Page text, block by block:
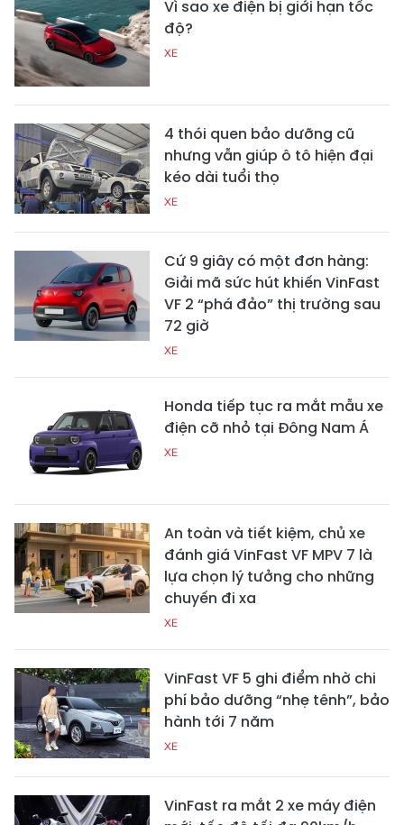
Vì sao xe điện bị giới hạn tốc
độ?
XE
4 thói quen bảo dưỡng cũ
nhưng vẫn giúp ô tô hiện đại
kéo dài tuổi thọ
XE
Cứ 9 giây có một đơn hàng:
Giải mã sức hút khiến VinFast
VF 2 “phá đảo” thị trường sau
72 giờ
XE
Honda tiếp tục ra mắt mẫu xe
điện cỡ nhỏ tại Đông Nam Á
XE
An toàn và tiết kiệm, chủ xe
đánh giá VinFast VF MPV 7 là
lựa chọn lý tưởng cho những
chuyến đi xa
XE
VinFast VF 5 ghi điểm nhờ chi
phí bảo dưỡng “nhẹ tênh”, bảo
hành tới 7 năm
XE
VinFast ra mắt 2 xe máy điện